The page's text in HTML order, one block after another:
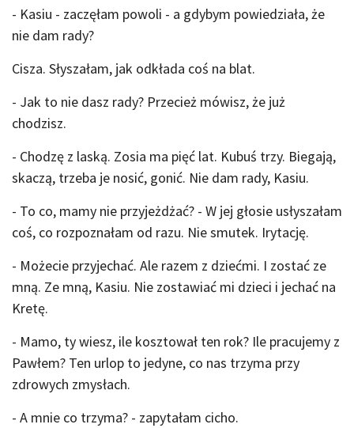
- Kasiu - zaczęłam powoli - a gdybym powiedziała, że
nie dam rady?
Cisza. Słyszałam, jak odkłada coś na blat.
- Jak to nie dasz rady? Przecież mówisz, że już
chodzisz.
- Chodzę z laską. Zosia ma pięć lat. Kubuś trzy. Biegają,
skaczą, trzeba je nosić, gonić. Nie dam rady, Kasiu.
- To co, mamy nie przyjeżdżać? - W jej głosie usłyszałam
coś, co rozpoznałam od razu. Nie smutek. Irytację.
- Możecie przyjechać. Ale razem z dziećmi. I zostać ze
mną. Ze mną, Kasiu. Nie zostawiać mi dzieci i jechać na
Kretę.
- Mamo, ty wiesz, ile kosztował ten rok? Ile pracujemy z
Pawłem? Ten urlop to jedyne, co nas trzyma przy
zdrowych zmysłach.
- A mnie co trzyma? - zapytałam cicho.